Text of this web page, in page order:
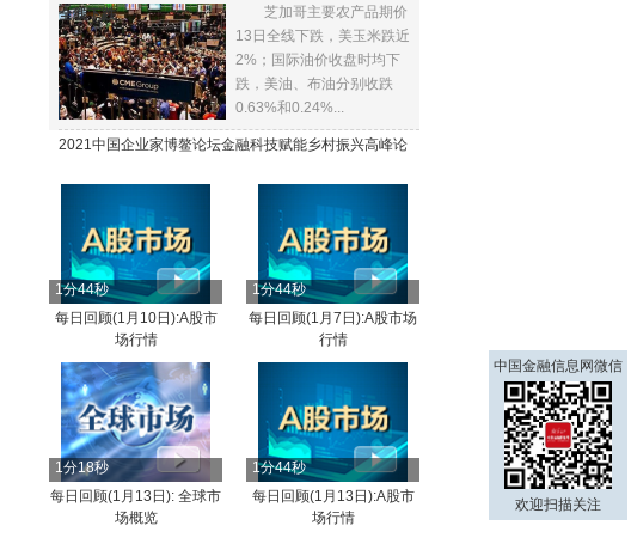
全线下跌
芝加哥主要农产品期价
13日全线下跌，美玉米跌近
2%；国际油价收盘时均下
跌，美油、布油分别收跌
0.63%和0.24%...
2021中国企业家博鳌论坛金融科技赋能乡村振兴高峰论
1分44秒
每日回顾(1月10日):A股市
场行情
1分44秒
每日回顾(1月7日):A股市场
行情
1分18秒
每日回顾(1月13日): 全球市
场概览
1分44秒
每日回顾(1月13日):A股市
场行情
中国金融信息网微信
欢迎扫描关注